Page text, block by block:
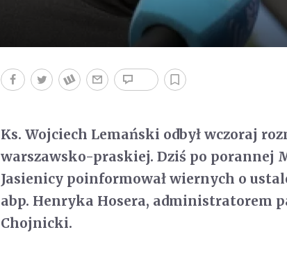
Ks. Wojciech Lemański odbył wczoraj
warszawsko-praskiej. Dziś po porannej
Jasienicy poinformował wiernych o
abp. Henryka Hosera, administratorem
Chojnicki.